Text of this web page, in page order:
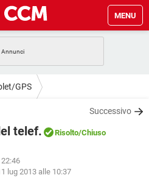
MENU
ANDROID
WHATSAPP
GAMING
GAMING
WINDOWS 10
GPS
Successivo
telef. Risolto/Chiuso
lug 2013 alle 10:37